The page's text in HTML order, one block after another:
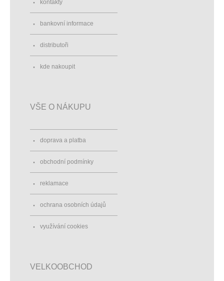
kontakty
bankovní informace
distributoři
kde nakoupit
VŠE O NÁKUPU
doprava a platba
obchodní podmínky
reklamace
ochrana osobních údajů
využívání cookies
VELKOOBCHOD